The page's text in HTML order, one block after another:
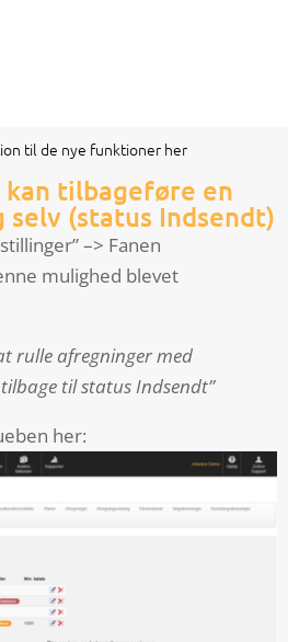
til de nye funktioner her
tilbageføre en
(status Indsendt)
–> Fanen
mulighed blevet
rulle afregninger med
til status Indsendt”
her: